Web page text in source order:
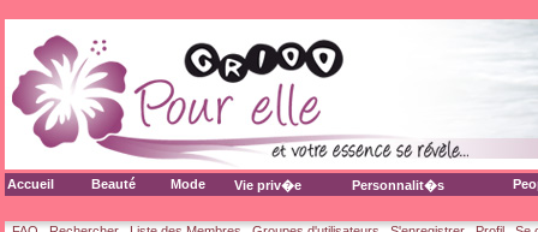
Accueil Beauté Mode Vie priv�e Personnalit�s